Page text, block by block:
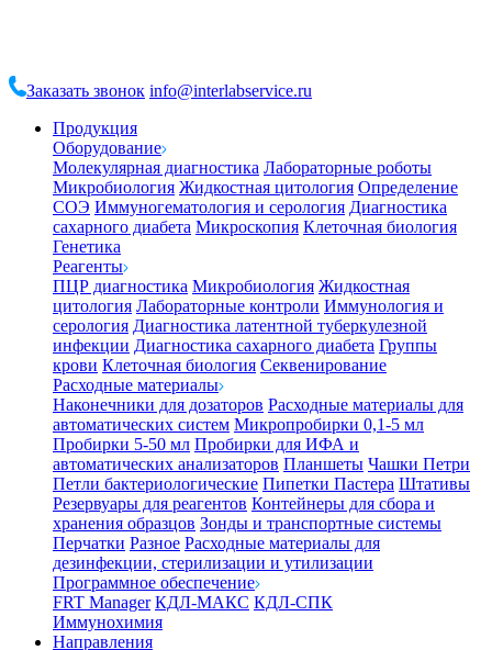
Заказать звонок info@interlabservice.ru
Продукция
Оборудование
Молекулярная диагностика Лабораторные роботы
Микробиология Жидкостная цитология Определение
СОЭ Иммуногематология и серология Диагностика
сахарного диабета Микроскопия Клеточная биология
Генетика
Реагенты
ПЦР диагностика Микробиология Жидкостная
цитология Лабораторные контроли Иммунология и
серология Диагностика латентной туберкулезной
инфекции Диагностика сахарного диабета Группы
крови Клеточная биология Секвенирование
Расходные материалы
Наконечники для дозаторов Расходные материалы для
автоматических систем Микропробирки 0,1-5 мл
Пробирки 5-50 мл Пробирки для ИФА и
автоматических анализаторов Планшеты Чашки Петри
Петли бактериологические Пипетки Пастера Штативы
Резервуары для реагентов Контейнеры для сбора и
хранения образцов Зонды и транспортные системы
Перчатки Разное Расходные материалы для
дезинфекции, стерилизации и утилизации
Программное обеспечение
FRT Manager КДЛ-МАКС КДЛ-СПК
Иммунохимия
Направления